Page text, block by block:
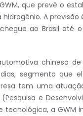
que prevê o
A
ao Brasil até
chinesa
segmento que
tem uma
e
a GWM